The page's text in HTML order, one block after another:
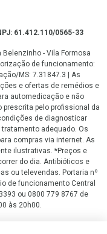
61.412.110/0565-33
Belenzinho - Vila Formosa
de funcionamento:
MS: 7.31847.3 | As
e ofertas de remédios e
automedicação e não
pelo profissional da
de diagnosticar
adequado. Os
compras via internet. As
ilustrativas. *Preços e
do dia. Antibióticos e
ou televendas. Portaria nº
de funcionamento Central
ou 0800 779 8767 de
às 20h00.